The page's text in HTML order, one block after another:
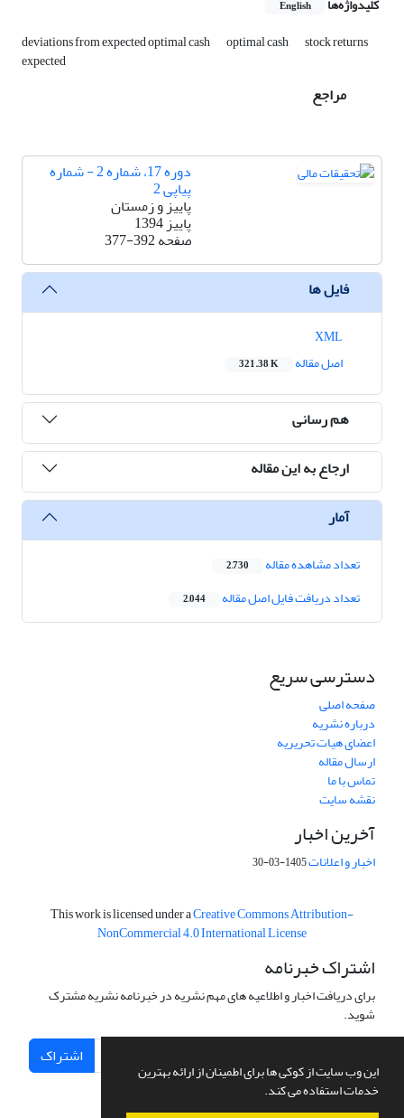
این وب سایت از کوکی ها برای اطمینان از ارائه بهترین
خدمات استفاده می کند.
کلیدواژه‌ها English
deviations from expected optimal cash optimal cash stock returns
expected
مراجع
دوره 17، شماره 2 - شماره
پیاپی 2
پاییز و زمستان
پاییز 1394
صفحه377-392
فایل ها
اصل مقاله
321.38 K
هم رسانی
ارجاع به این مقاله
آمار
تعداد مشاهده مقاله 2,730
تعداد دریافت فایل اصل مقاله 2,044
دسترسی سریع
صفحه اصلی
درباره نشریه
اعضای هیات تحریریه
ارسال مقاله
تماس با ما
نقشه سایت
آخرین اخبار
اخبار و اعلانات1405-03-30
This work is licensed under aCreative Commons Attribution-
NonCommercial 4.0 International License
اشتراک خبرنامه
برای دریافت اخبار و اطلاعیه های مهم نشریه در خبرنامه نشریه مشترک
شوید.
اشتراک